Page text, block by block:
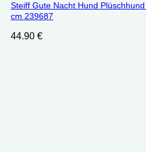
Steiff Gute Nacht Hund
cm 239687
44.90 €